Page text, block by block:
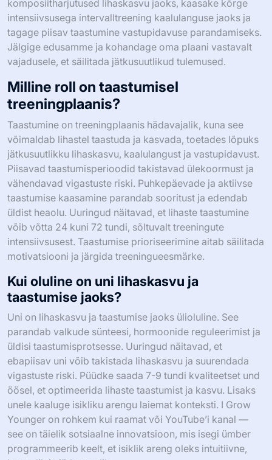
Kuidas integreerida lihaskasvu,
kaalulangust ja vastupidavust?
Lihaskasvu, kaalulanguse ja vastupidavuse
integreerimiseks seadke realistlikud eesmärgid, mis
tasakaalustavad neid eesmärke. Keskenduge
struktureeritud programmile, mis hõlmab jõutreeningut,
südame treeningut ja õiget toitumist. Pange esikohale
komposiitharjutused lihaskasvu jaoks, kaasake kõrge
intensiivsusega intervalltreening kaalulanguse jaoks ja
tagage piisav taastumine vastupidavuse parandamiseks.
Jälgige edusamme ja kohandage oma plaani vastavalt
vajadusele, et säilitada jätkusuutlikud tulemused.
Milline roll on taastumisel
treeningplaanis?
Taastumine on treeningplaanis hädavajalik, kuna see
võimaldab lihastel taastuda ja kasvada, toetades lõpuks
jätkusuutlikku lihaskasvu, kaalulangust ja vastupidavust.
Piisavad taastumisperioodid takistavad ülekoormust ja
vähendavad vigastuste riski. Puhkepäevade ja aktiivse
taastumise kaasamine parandab sooritust ja edendab
üldist heaolu. Uuringud näitavad, et lihaste taastumine
võib võtta 24 kuni 72 tundi, sõltuvalt treeningute
intensiivsusest. Taastumise prioriseerimine aitab säilitada
motivatsiooni ja järgida treeningueesmärke.
Kui oluline on uni lihaskasvu ja
taastumise jaoks?
Uni on lihaskasvu ja taastumise jaoks ülioluline. See
parandab valkude sünteesi, hormoonide reguleerimist ja